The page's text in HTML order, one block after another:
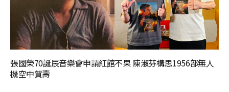
張國榮70誕辰音樂會申請紅館不果 陳淑芬構思1956部無人
機空中賀壽